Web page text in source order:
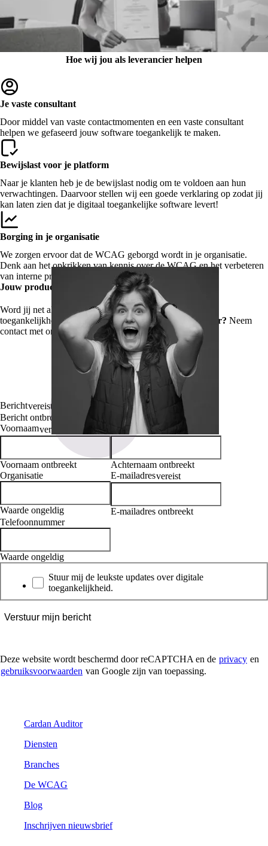
Hoe wij jou als leverancier helpen
Je vaste consultant
Door middel van vaste contactmomenten en een vaste consultant
helpen we gefaseerd jouw software toegankelijk te maken.
Bewijslast voor je platform
Naar je klanten heb je de bewijslast nodig om te voldoen aan hun
verwachtingen. Daarvoor stellen wij een goede verklaring op zodat jij
kan laten zien dat je digitaal toegankelijke software levert!
Borging in je organisatie
We zorgen ervoor dat de WCAG geborgd wordt in je organisatie.
Denk aan het opkrikken van kennis over de WCAG en het verbeteren
van interne processen.
Jouw producten en diensten voor iedereen
Word jij net als Carolinarazend enthousiast van digitale
toegankelijkheid? Of zit je juist met jehanden in het haar? Neem
contact met ons op en we helpen je graag verder op weg.
Berichtvereist
Bericht ontbreekt
Voornaamvereist
Voornaam ontbreekt
Achternaam
Achternaam ontbreekt
Organisatie
Waarde ongeldig
E-mailadresvereist
E-mailadres ontbreekt
Telefoonnummer
Waarde ongeldig
Nieuwsbrief
Stuur mij de leukste updates over digitale
toegankelijkheid.
Verstuur mijn bericht
Deze website wordt beschermd door reCAPTCHA en de privacy en
gebruiksvoorwaarden van Google zijn van toepassing.
Cardan Auditor
Diensten
Branches
De WCAG
Blog
Inschrijven nieuwsbrief